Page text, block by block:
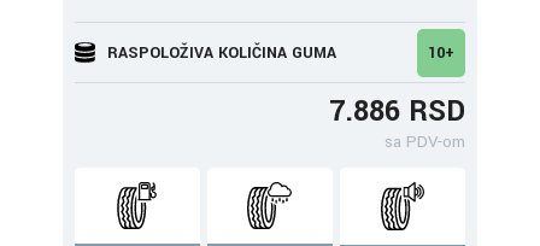
RASPOLOŽIVA KOLIČINA GUMA 10+
7.886 RSD
sa PDV-om